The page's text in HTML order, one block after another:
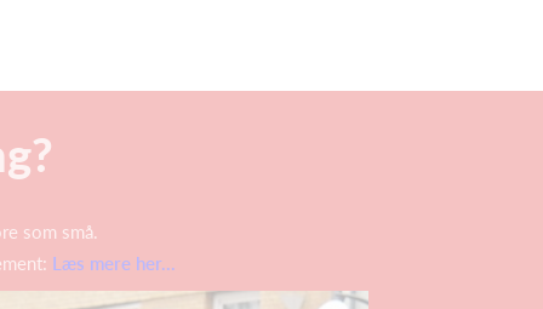
som små.
Læs mere her...